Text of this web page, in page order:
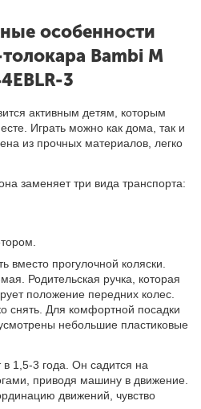
особенности
Bambi M
3
активным детям, которым
Играть можно как дома, так и
из прочных материалов, легко
заменяет три вида транспорта:
вместо прогулочной коляски.
Родительская ручка, которая
положение передних колес.
снять. Для комфортной посадки
небольшие пластиковые
1,5-3 года. Он садится на
приводя машину в движение.
движений, чувство